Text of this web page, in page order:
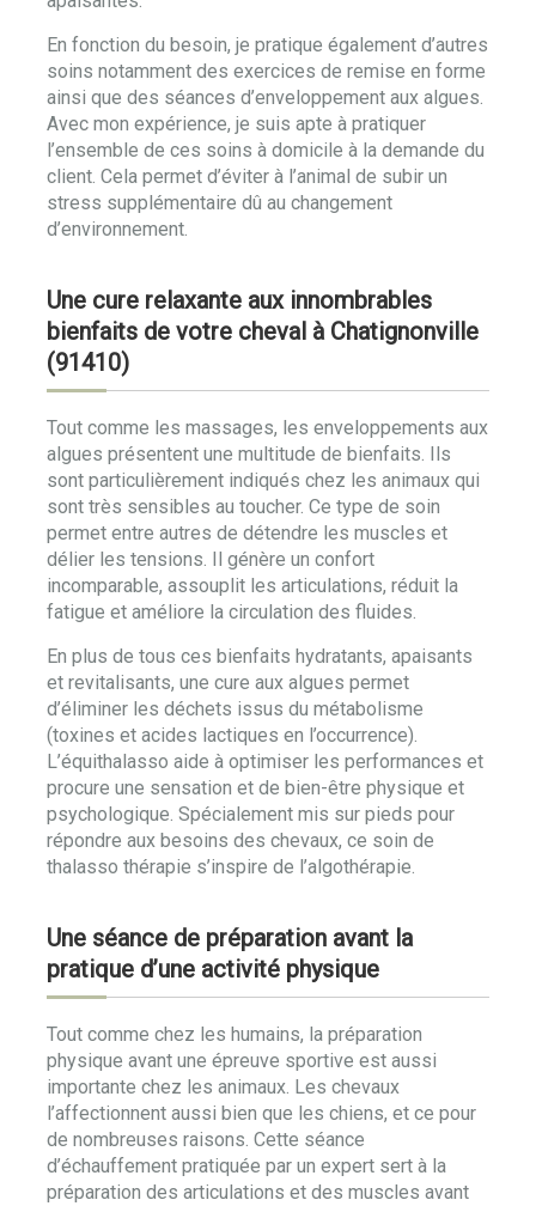
En fonction du besoin, je pratique également d’autres
soins notamment des exercices de remise en forme
ainsi que des séances d’enveloppement aux algues.
Avec mon expérience, je suis apte à pratiquer
l’ensemble de ces soins à domicile à la demande du
client. Cela permet d’éviter à l’animal de subir un
stress supplémentaire dû au changement
d’environnement.
Une cure relaxante aux innombrables
bienfaits de votre cheval à Chatignonville
(91410)
Tout comme les massages, les enveloppements aux
algues présentent une multitude de bienfaits. Ils
sont particulièrement indiqués chez les animaux qui
sont très sensibles au toucher. Ce type de soin
permet entre autres de détendre les muscles et
délier les tensions. Il génère un confort
incomparable, assouplit les articulations, réduit la
fatigue et améliore la circulation des fluides.
En plus de tous ces bienfaits hydratants, apaisants
et revitalisants, une cure aux algues permet
d’éliminer les déchets issus du métabolisme
(toxines et acides lactiques en l’occurrence).
L’équithalasso aide à optimiser les performances et
procure une sensation et de bien-être physique et
psychologique. Spécialement mis sur pieds pour
répondre aux besoins des chevaux, ce soin de
thalasso thérapie s’inspire de l’algothérapie.
Une séance de préparation avant la
pratique d’une activité physique
Tout comme chez les humains, la préparation
physique avant une épreuve sportive est aussi
importante chez les animaux. Les chevaux
l’affectionnent aussi bien que les chiens, et ce pour
de nombreuses raisons. Cette séance
d’échauffement pratiquée par un expert sert à la
préparation des articulations et des muscles avant